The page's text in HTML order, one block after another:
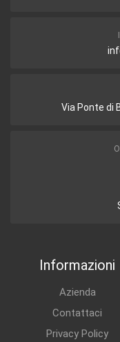
Via Ponte di
Informazioni
Azienda
Contattaci
Privacy Policy